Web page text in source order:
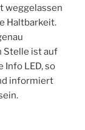
weggelassen
Haltbarkeit.
Stelle ist auf
LED, so
informiert